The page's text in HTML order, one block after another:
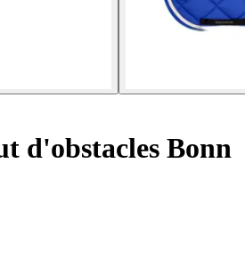
d'obstacles Bonn